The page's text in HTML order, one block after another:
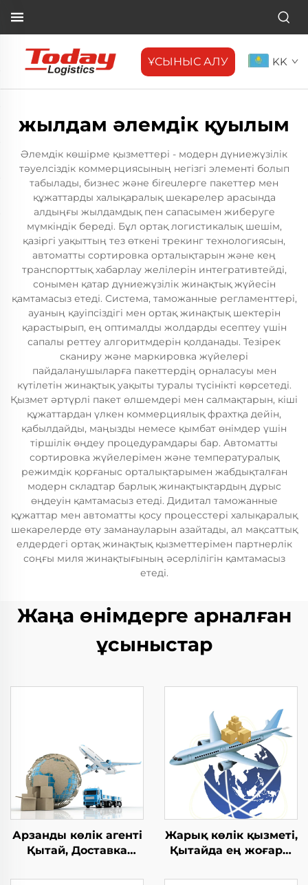
ҰСЫНЫС АЛУ KK
жылдам әлемдік қуылым
Әлемдік көшірме қызметтері - модерн дүниежүзілік
тәуелсіздік коммерциясының негізгі элементі болып
табылады, бизнес және бireuлерге пакеттер мен
құжаттарды халықаралық шекарелер арасында
алдыңғы жылдамдық пен сапасымен жиберуге
мүмкіндік береді. Бұл ортақ логистикалық шешім,
қазіргі уақыттың тез өткені трекинг технологиясын,
автоматты сортировка орталықтарын және кең
транспорттық хабарлау желілерін интегративтейді,
сонымен қатар дүниежүзілік жинақтық жүйесін
қамтамасыз етеді. Система, таможанные регламенттері,
ауаның қауіпсіздігі мен ортақ жинақтық шектерін
қарастырып, ең оптималды жолдарды есептеу үшін
сапалы реттеу алгоритмдерін қолданады. Тезірек
сканиру және маркировка жүйелері
пайдаланушыларға пакеттердің орналасуы мен
күтілетін жинақтық уақыты туралы түсінікті көрсетеді.
Қызмет әртүрлі пакет өлшемдері мен салмақтарын, кіші
құжаттардан үлкен коммерциялық фрахтқа дейін,
қабылдайды, маңызды немесе қымбат өнімдер үшін
тіршілік өңдеу процедурамдары бар. Автоматты
сортировка жүйелерімен және температуралық
режимдік қорғаныс орталықтарымен жабдықталған
модерн складтар барлық жинақтықтардың дұрыс
өңдеуін қамтамасыз етеді. Дидитал таможанные
құжаттар мен автоматты қосу процесстері халықаралық
шекарелерде өту заманауларын азайтады, ал мақсаттық
елдердегі ортақ жинақтық қызметтерімен партнерлік
соңғы миля жинақтығының әсерлілігін қамтамасыз
етеді.
Жаңа өнімдерге арналған
ұсыныстар
Арзанды көлік агенті
Қытай, Доставка
DDU DDP FBA жарық
Жарық көлік қызметі,
Қытайда ең жоғары
Гермаңа дейін қысқа